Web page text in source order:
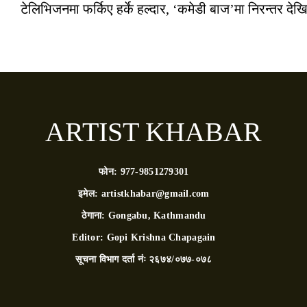
टेलिभिजनमा फर्किए हर्के हल्दार, ‘कमेडी बाज’मा निरन्तर
ARTIST KHABAR
फोन: 977-9851279301
इमेल: artistkhabar@gmail.com
ठेगाना: Gongabu, Kathmandu
Editor: Gopi Krishna Chapagain
सूचना विभाग दर्ता नंः २६७४/०७७-०७८